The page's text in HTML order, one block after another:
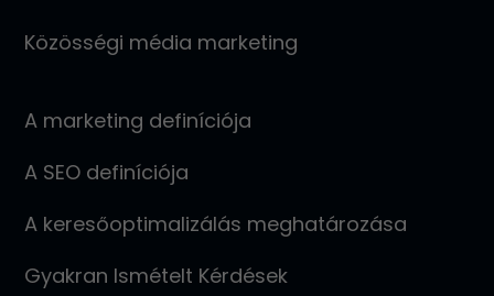
Közösségi média marketing
A marketing definíciója
A SEO definíciója
A keresőoptimalizálás meghatározása
Gyakran Ismételt Kérdések